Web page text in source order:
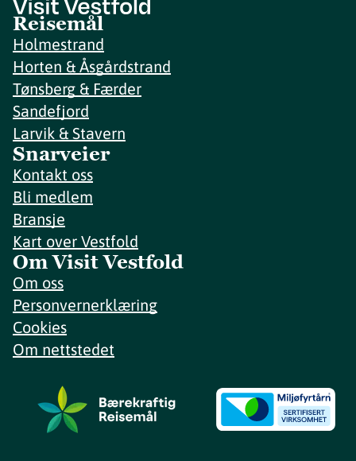
Reisemål
Holmestrand
Horten & Åsgårdstrand
Tønsberg & Færder
Sandefjord
Larvik & Stavern
Snarveier
Kontakt oss
Bli medlem
Bransje
Kart over Vestfold
Om Visit Vestfold
Om oss
Personvernerklæring
Cookies
Om nettstedet